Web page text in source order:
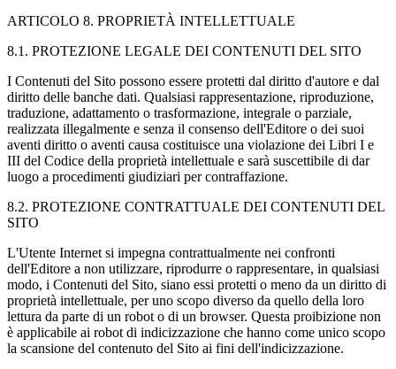
ARTICOLO 8. PROPRIETÀ INTELLETTUALE
8.1. PROTEZIONE LEGALE DEI CONTENUTI DEL SITO
I Contenuti del Sito possono essere protetti dal diritto d'autore e dal
diritto delle banche dati. Qualsiasi rappresentazione, riproduzione,
traduzione, adattamento o trasformazione, integrale o parziale,
realizzata illegalmente e senza il consenso dell'Editore o dei suoi
aventi diritto o aventi causa costituisce una violazione dei Libri I e
III del Codice della proprietà intellettuale e sarà suscettibile di dar
luogo a procedimenti giudiziari per contraffazione.
8.2. PROTEZIONE CONTRATTUALE DEI CONTENUTI DEL
SITO
L'Utente Internet si impegna contrattualmente nei confronti
dell'Editore a non utilizzare, riprodurre o rappresentare, in qualsiasi
modo, i Contenuti del Sito, siano essi protetti o meno da un diritto di
proprietà intellettuale, per uno scopo diverso da quello della loro
lettura da parte di un robot o di un browser. Questa proibizione non
è applicabile ai robot di indicizzazione che hanno come unico scopo
la scansione del contenuto del Sito ai fini dell'indicizzazione.